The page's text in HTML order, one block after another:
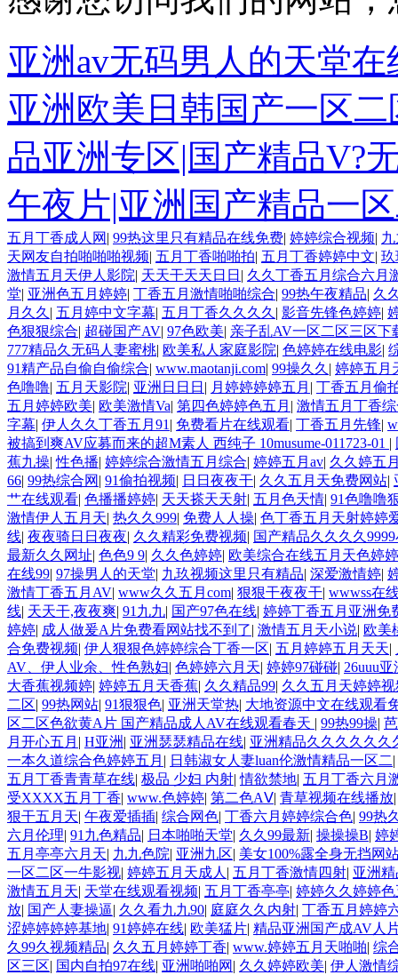
亚洲av无码男人的天堂
亚洲欧美日韩国产一区
品亚洲专区|国产精品V?
午夜片|亚洲国产精品一
五月丁香成人网 | 99热这里只有精品在线免费| 婷婷综合视频|
天网友自拍啪啪啪视频| 五月丁香啪啪拍| 五月丁香婷婷中文| 玖
激情五月天伊人影院| 天天干天天日日 | 久久丁香五月综合六月
堂| 亚洲色五月婷婷| 丁香五月激情啪啪综合| 99热午夜精品| 久
月久久 | 五月婷中文字幕| 五月丁香久久久久 | 影音先锋色婷婷|
色狠狠综合| 超碰国产AV| 97色欧美| 亲子乱AV一区二区三区下
777精品久无码人妻蜜桃| 欧美私人家庭影院| 色婷婷在线电影|
91精产品自偷自偷综合| www.maotanji.com| 99操久久 | 婷婷五月
色噜噜| 五月天影院| 亚洲日日日 | 月婷婷婷婷五月 | 丁香五月偷
五月婷婷欧美| 欧美激情Va| 第四色婷婷色五月 | 激情五月丁香
字幕| 伊人久久丁香五月91 | 免费看片在线观看| 丁香五月先锋|
被搞到爽AV应募而来的超M素人 西纯子 10musume-011723-01 |
蕉九操|性色播| 婷婷综合激情五月综合| 婷婷五月av| 久久婷五
66| 99热综合网 | 91偷拍视频| 日日夜夜干| 久久五月天免费网站|
艹在线观看| 色播播婷婷| 天天搽天天射| 五月色天情| 91色噜噜
激情伊人五月天| 热久久999| 免费人人操| 色丁香五月天射婷婷
线| 夜夜骑日日夜夜| 久久精彩免费视频| 国产精品久久久久
最新久久网址| 色色9 9| 久久色婷婷| 欧美综合在线五月天色婷婷
在线99| 97操男人的天堂| 九玖视频这里只有精品| 深爱激情婷|
激情丁香五月AV| www久久五月com| 狠狠干夜夜干| wwwss在
线| 天天干,夜夜爽| 91九九| 国产97色在线| 婷婷丁香五月亚洲免
婷婷| 成人做爰A片免费看网站找不到了| 激情五月天小说| 欧美
合免费视频| 伊人狠狠色婷婷综合丁香一区| 五月婷婷五月天天|
AV、伊人业余、性色熟妇| 色婷婷六月天| 婷婷97碰碰| 26uuu
大香蕉视频婷| 婷婷五月天香蕉| 久久精品99| 久久五月天婷婷视
二区| 99热网站| 91狠狠色| 亚洲天堂热| 大地资源中文在线观看
区二区色欲黄A片 国产精品成人AV在线观看春天 | 99热99操|
月开心五月 | H亚洲 | 亚洲瑟瑟精品在线| 亚洲精品久久久久久
一本久道综合色婷婷五月 | 日韩淑女人妻luan伦激情精品一区二|
五月丁香青青草在线| 极品 少妇 内射|情欲禁地| 五月丁香六月
受XXXX五月丁香| www.色婷婷| 第二色AⅤ| 青草视频在线播放
狠干五月天| 午夜爱插插| 综合网色| 丁香六月婷婷综合色| 99热
六月伦理| 91九色精品| 日本啪啪天堂| 久久99最新| 操操操B| 婷
五月亭亭六月天| 九九色院| 亚洲九区| 美女100%露全身无挡网
一区二区一牛影视| 婷婷五月天成人 | 五月丁香激情四射| 亚洲
激情五月天| 天堂在线观看视频| 五月丁香亭亭| 婷婷久久婷婷
放| 国产人妻操逼| 久久看九九90| 庭庭久久内射| 丁香五月婷婷
涩婷婷婷婷基地| 91婷婷在线| 欧美猛片| 精品亚洲国产成AV人
久99久视频精品| 久久五月婷婷丁香| www.婷婷五月天啪啪| 综
区三区| 国内自拍97在线| 亚洲啪啪网 | 久久婷婷欧美| 伊人激情